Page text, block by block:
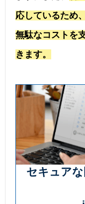
応しているため
無駄なコストを
きます。
セキュア